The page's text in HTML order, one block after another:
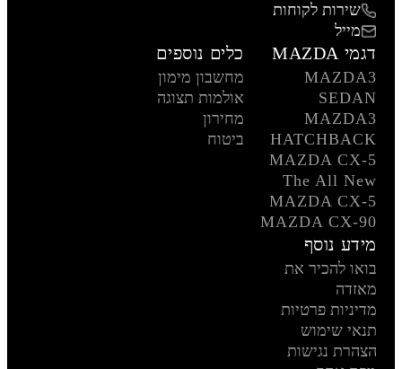
שירות לקוחות
מייל
דגמי MAZDA
MAZDA3
SEDAN
MAZDA3
HATCHBACK
MAZDA CX-5
The All New
MAZDA CX-5
MAZDA CX-90
כלים נוספים
מחשבון מימון
אולמות תצוגה
מחירון
ביטוח
מידע נוסף
בואו להכיר את
מאזדה
מדיניות פרטיות
תנאי שימוש
הצהרת נגישות